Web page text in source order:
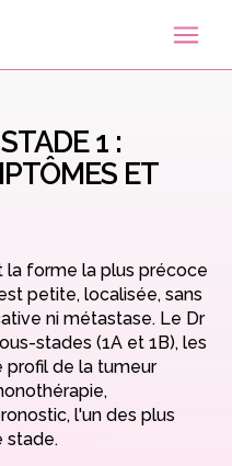
1 :
ET
la forme la plus précoce
petite, localisée, sans
ni métastase. Le Dr
stades (1A et 1B), les
profil de la tumeur
l'un des plus
stade.